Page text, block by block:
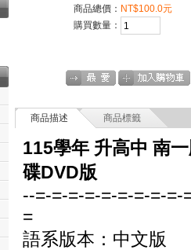
商品總價： NT$100.0元
購買數量：
商品描述 商品標籤
115學年 升高中 南
碟DVD版
--=-=-=-=-=-=-=-=-=-
=
語系版本：中文版